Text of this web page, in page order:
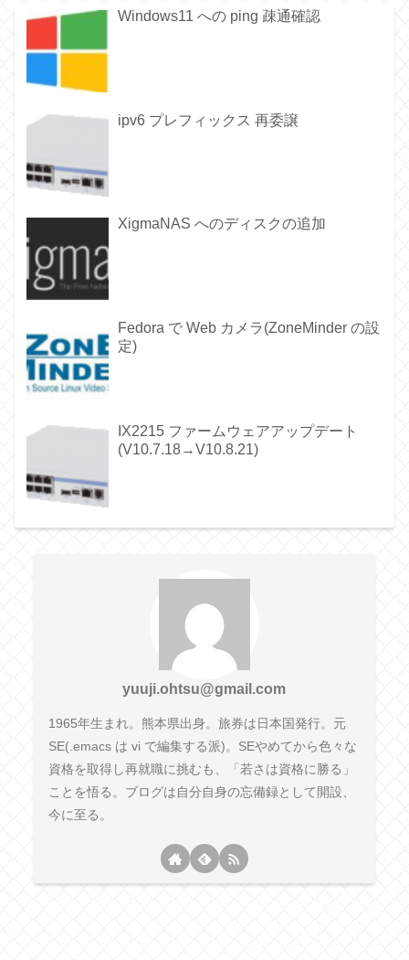
Windows11 への ping 疎通確認
ipv6 プレフィックス 再委譲
XigmaNAS へのディスクの追加
Fedora で Web カメラ(ZoneMinder の設
定)
IX2215 ファームウェアアップデート
(V10.7.18→V10.8.21)
yuuji.ohtsu@gmail.com
1965年生まれ。熊本県出身。旅券は日本国発行。元
SE(.emacs は vi で編集する派)。SEやめてから色々な
資格を取得し再就職に挑むも、「若さは資格に勝る」
ことを悟る。ブログは自分自身の忘備録として開設、
今に至る。